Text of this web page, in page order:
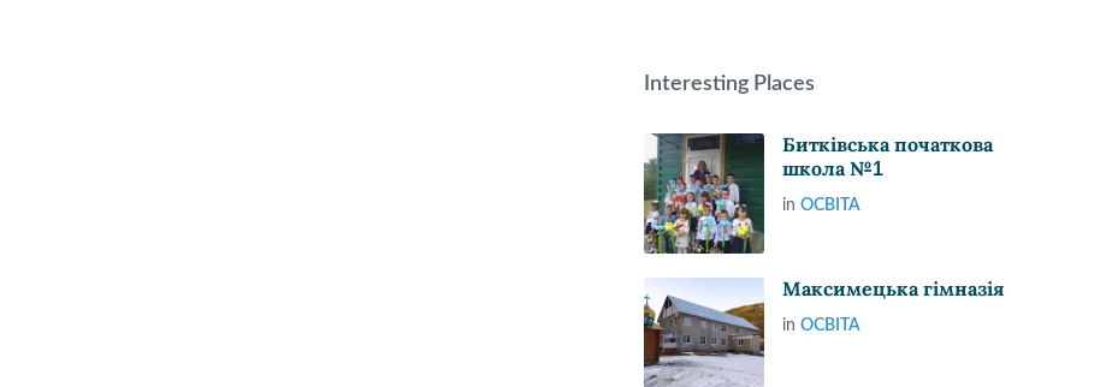
Interesting Places
Битківська початкова
школа №1
inОСВІТА
Максимецька гімназія
inОСВІТА